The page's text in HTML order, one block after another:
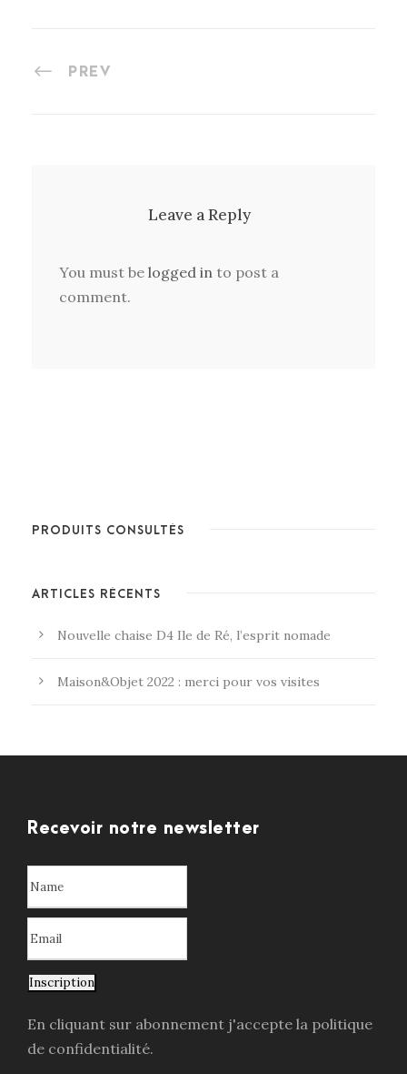
PREV
Leave a Reply
You must be logged in to post a
comment.
PRODUITS CONSULTÉS
ARTICLES RÉCENTS
Nouvelle chaise D4 Ile de Ré, l’esprit nomade
Maison&Objet 2022 : merci pour vos visites
Recevoir notre newsletter
Inscription
En cliquant sur abonnement j'accepte la politique
de confidentialité.